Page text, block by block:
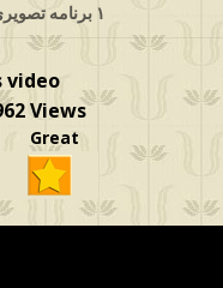
۱ برنامه تصویری ویژه پیامهای تلفنی بینندگان
video
Views